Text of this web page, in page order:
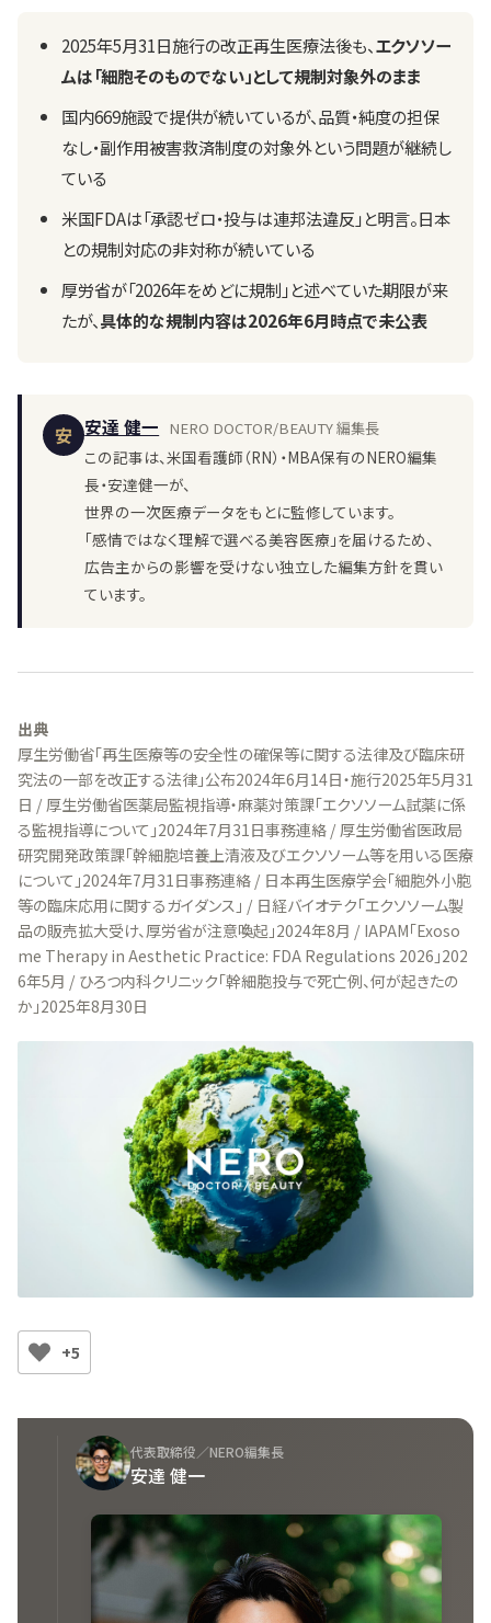
2025年5月31日施行の改正再生医療法後も、エクソソー
ムは「細胞そのものでない」として規制対象外のまま
国内669施設で提供が続いているが、品質・純度の担保
なし・副作用被害救済制度の対象外という問題が継続し
ている
米国FDAは「承認ゼロ・投与は連邦法違反」と明言。日本
との規制対応の非対称が続いている
厚労省が「2026年をめどに規制」と述べていた期限が来
たが、具体的な規制内容は2026年6月時点で未公表
安 安達 健一 NERO DOCTOR/BEAUTY 編集長
この記事は、米国看護師（RN）・MBA保有のNERO編集
長・安達健一が、
世界の一次医療データをもとに監修しています。
「感情ではなく理解で選べる美容医療」を届けるため、
広告主からの影響を受けない独立した編集方針を貫い
ています。
出典
厚生労働省「再生医療等の安全性の確保等に関する法律及び臨床研
究法の一部を改正する法律」公布2024年6月14日・施行2025年5月31
日 / 厚生労働省医薬局監視指導・麻薬対策課「エクソソーム試薬に係
る監視指導について」2024年7月31日事務連絡 / 厚生労働省医政局
研究開発政策課「幹細胞培養上清液及びエクソソーム等を用いる医療
について」2024年7月31日事務連絡 / 日本再生医療学会「細胞外小胞
等の臨床応用に関するガイダンス」 / 日経バイオテク「エクソソーム製
品の販売拡大受け、厚労省が注意喚起」2024年8月 / IAPAM「Exoso
me Therapy in Aesthetic Practice: FDA Regulations 2026」202
6年5月 / ひろつ内科クリニック「幹細胞投与で死亡例、何が起きたの
か」2025年8月30日
+5
代表取締役／NERO編集長
安達 健一